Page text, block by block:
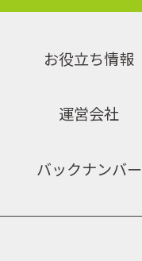
お役立ち情報
運営会社
バックナンバー